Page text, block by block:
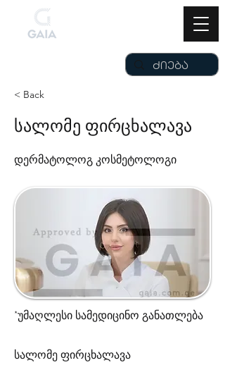
< Back
სალომე ფირცხალავა
დერმატოლოგ კოსმეტოლოგი
*უმაღლესი სამედიცინო განათლება
სალომე ფირცხალავა